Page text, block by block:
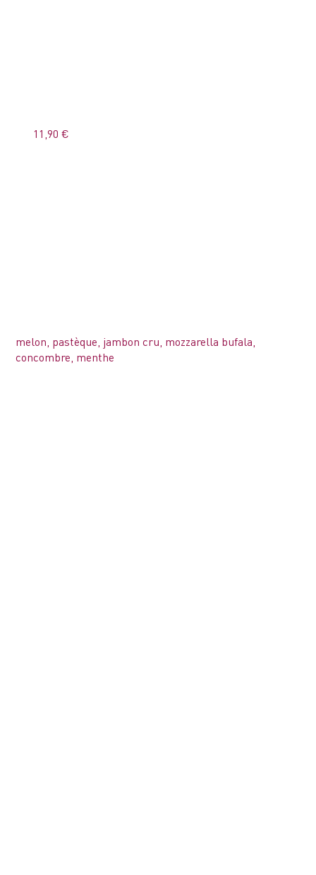
11,90 €
melon, pastèque, jambon cru, mozzarella bufala,
concombre, menthe